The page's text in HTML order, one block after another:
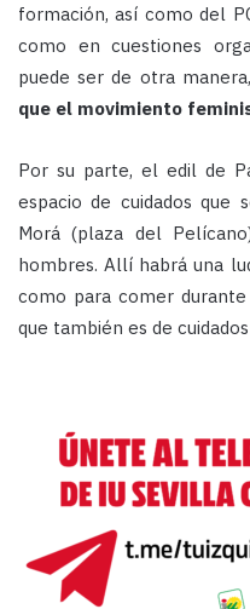
formación, así como del
como en cuestiones
puede ser de otra manera,
que el movimiento
Por su parte, el edil de
espacio de cuidados que
Morá (plaza del
hombres. Allí habrá una
como para comer
que también es de